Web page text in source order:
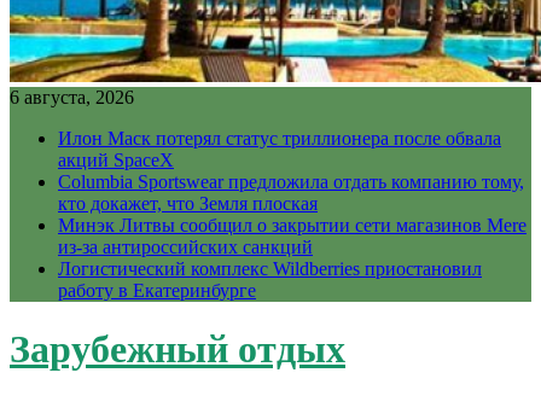
6 августа, 2026
Илон Маск потерял статус триллионера после обвала
акций SpaceX
Columbia Sportswear предложила отдать компанию тому,
кто докажет, что Земля плоская
Минэк Литвы сообщил о закрытии сети магазинов Mere
из-за антироссийских санкций
Логистический комплекс Wildberries приостановил
работу в Екатеринбурге
Зарубежный отдых